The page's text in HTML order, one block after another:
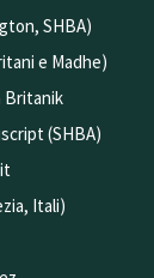
SHBA)
e Madhe)
Britanik
(SHBA)
Itali)